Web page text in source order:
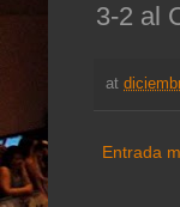
3-2 al
at
Entrada